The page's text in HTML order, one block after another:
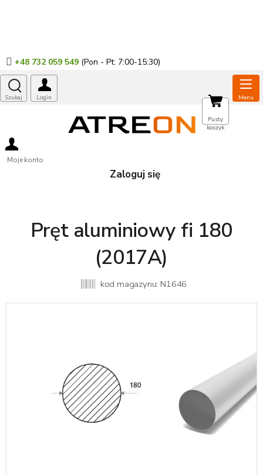
+48 732 059 549
Moje konto
Zaloguj się
KOSZYK
Pusty
koszyk
Pręt aluminiowy fi 180
(2017A)
kod magazynu: N1646